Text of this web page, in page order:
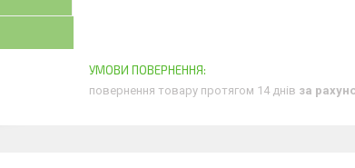
повернення товару протягом 14 днів за